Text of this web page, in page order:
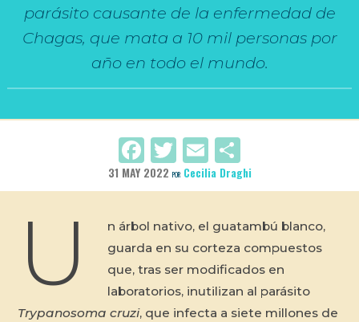
parásito causante de la enfermedad de
Chagas, que mata a 10 mil personas por
año en todo el mundo.
Facebook
Twitter
Email
31 MAY 2022 POR Cecilia Draghi
U
n árbol nativo, el guatambú blanco,
guarda en su corteza compuestos
que, tras ser modificados en
laboratorios, inutilizan al parásito
Trypanosoma cruzi, que infecta a siete millones de